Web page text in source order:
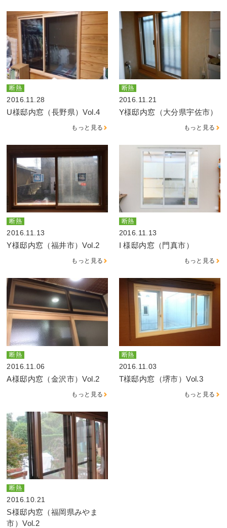
断熱
2016.11.28
U様邸内窓（長野県）Vol.4
もっと見る
断熱
2016.11.21
Y様邸内窓（大分県宇佐市）
もっと見る
断熱
2016.11.13
Y様邸内窓（福井市）Vol.2
もっと見る
断熱
2016.11.13
I 様邸内窓（門真市）
もっと見る
断熱
2016.11.06
A様邸内窓（金沢市）Vol.2
もっと見る
断熱
2016.11.03
T様邸内窓（堺市）Vol.3
もっと見る
断熱
2016.10.21
S様邸内窓（福岡県みやま
市）Vol.2